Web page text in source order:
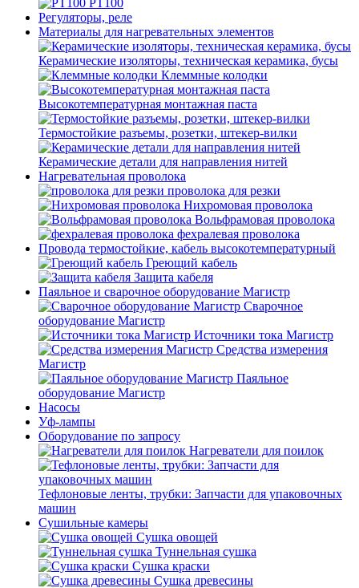
PT100
Регуляторы, реле
Материалы для нагревательных элементов
Керамические изоляторы, техническая керамика, бусы
Клеммные колодки
Высокотемпературная монтажная паста
Термостойкие разъемы, розетки, штекер-вилки
Керамические детали для направления нитей
Нагревательная проволока
проволока для резки
Нихромовая проволока
Вольфрамовая проволока
фехралевая проволока
Провода термостойкие, кабель высокотемпературный
Греющий кабель
Защита кабеля
Паяльное и сварочное оборудование Магистр
Сварочное
оборудование Магистр
Источники тока Магистр
Средства измерения
Магистр
Паяльное
оборудование Магистр
Насосы
Уф-лампы
Оборудование по запросу
Нагреватели для поилок
Тефлоновые ленты, трубки: Запчасти для упаковочных
машин
Сушильные камеры
Сушка овощей
Туннельная сушка
Сушка краски
Сушка древесины